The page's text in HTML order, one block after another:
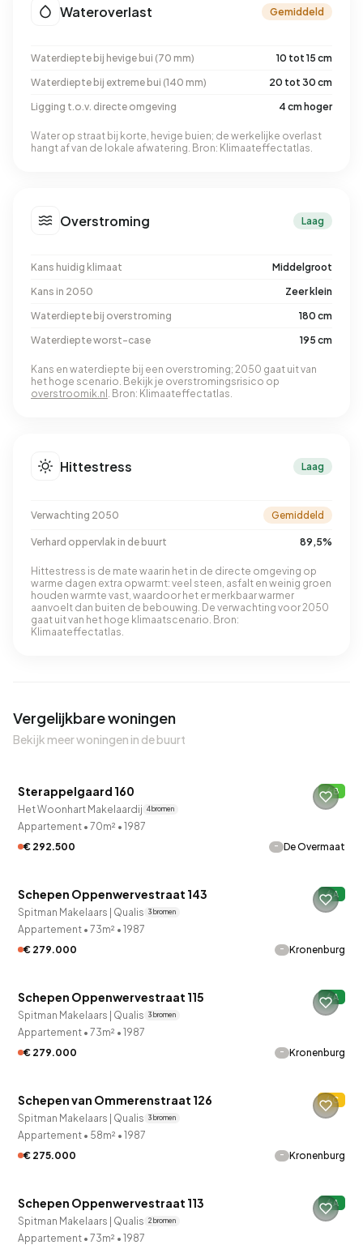
Wateroverlast Gemiddeld
Waterdiepte bij hevige bui (70 mm)
10 tot 15 cm
Waterdiepte bij extreme bui (140 mm)
20 tot 30 cm
Ligging t.o.v. directe omgeving
4 cm hoger
Water op straat bij korte, hevige buien; de werkelijke overlast
hangt af van de lokale afwatering. Bron: Klimaateffectatlas.
Overstroming Laag
Kans huidig klimaat
Middelgroot
Kans in 2050
Zeer klein
Waterdiepte bij overstroming
180 cm
Waterdiepte worst-case
195 cm
Kans en waterdiepte bij een overstroming; 2050 gaat uit van
het hoge scenario. Bekijk je overstromingsrisico op
overstroomik.nl . Bron: Klimaateffectatlas.
Hittestress Laag
Verwachting 2050 Gemiddeld
Verhard oppervlak in de buurt 89,5%
Hittestress is de mate waarin het in de directe omgeving op
warme dagen extra opwarmt: veel steen, asfalt en weinig groen
houden warmte vast, waardoor het er merkbaar warmer
aanvoelt dan buiten de bebouwing. De verwachting voor 2050
gaat uit van het hoge klimaatscenario. Bron:
Klimaateffectatlas.
Vergelijkbare woningen
Bekijk meer woningen in de buurt
Verkocht onder voorbehoud
QUICKLANE™
Sterappelgaard 160 B
Het Woonhart Makelaardij 4 bronnen
Appartement • 70m² • 1987
€ 292.500
- De Overmaat
QUICKLANE™
Schepen Oppenwervestraat 143 A
Spitman Makelaars | Qualis 3 bronnen
Appartement • 73m² • 1987
€ 279.000
- Kronenburg
QUICKLANE™
Schepen Oppenwervestraat 115 A
Spitman Makelaars | Qualis 3 bronnen
Appartement • 73m² • 1987
€ 279.000
- Kronenburg
QUICKLANE™
Schepen van Ommerenstraat 126 C
Spitman Makelaars | Qualis 3 bronnen
Appartement • 58m² • 1987
€ 275.000
- Kronenburg
Verkocht onder voorbehoud
QUICKLANE™
Schepen Oppenwervestraat 113 A
Spitman Makelaars | Qualis 2 bronnen
Appartement • 73m² • 1987